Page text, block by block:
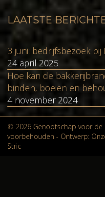
LAATSTE
3 juni: bedrijfsbezoek bij
24 april 2025
Hoe kan de
binden, boeien en
4 november 2024
© 2026 Genootschap voor de
voorbehouden - Ontwerp:
Stric